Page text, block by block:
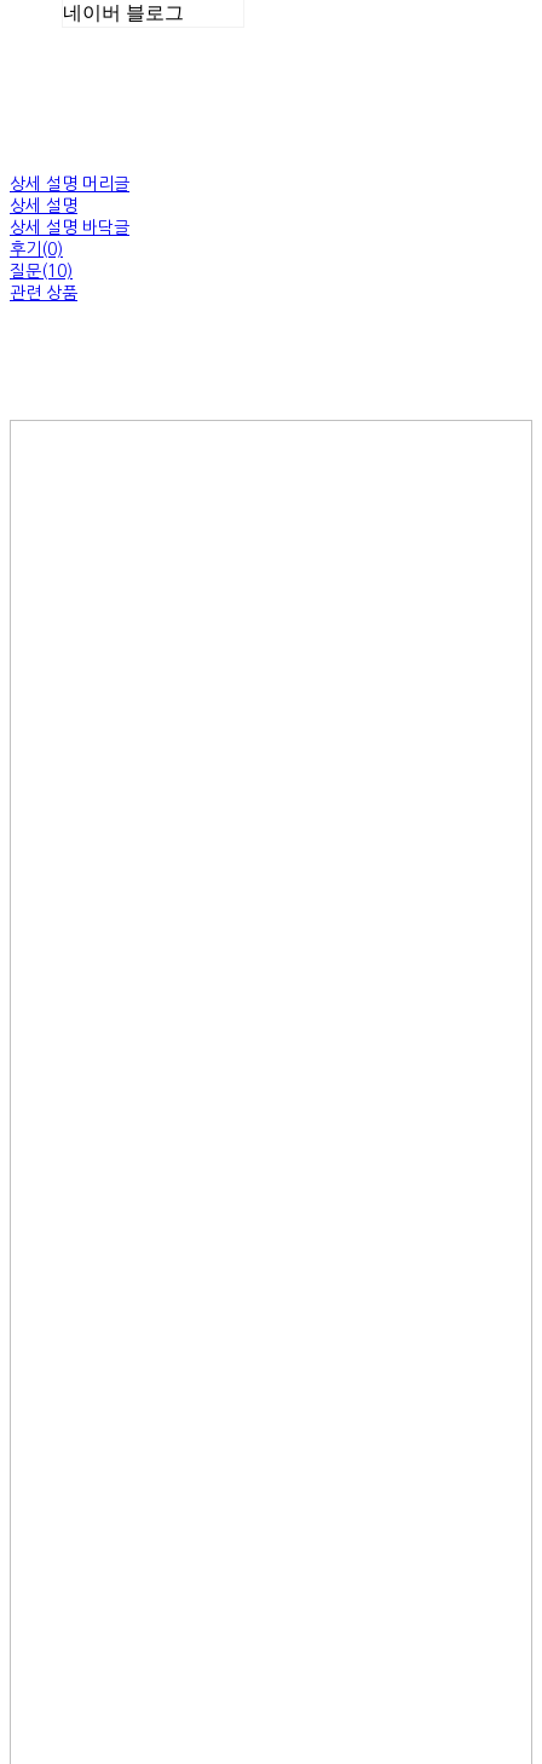
네이버 블로그
상세 설명 머리글
상세 설명
상세 설명 바닥글
후기(0)
질문(10)
관련 상품